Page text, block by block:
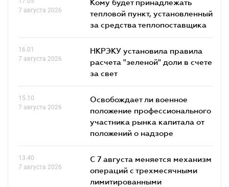
7 августа 2026
Кому будет принадлежать
тепловой пункт, установленный
за средства теплопоставщика
16.01
7 августа 2026
НКРЭКУ установила правила
расчета "зеленой" доли в счете
за свет
15.10
7 августа 2026
Освобождает ли военное
положение профессионального
участника рынка капитала от
положений о надзоре
13.40
7 августа 2026
С 7 августа меняется механизм
операций с трехмесячными
лимитированными